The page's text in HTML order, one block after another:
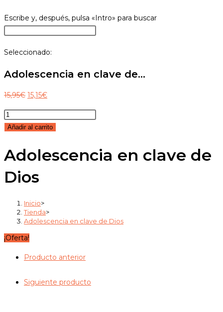
DE
panel
de
Buscar
en
web
Escribe y, después, pulsa «Intro» para buscar
el
búsqueda.
Seleccionado:
Adolescencia en clave de…
15,95€ El
original
era:
15,15€El
actual
es:
Adolescencia
en
de
Dios
cantidad
Añadir al carrito
Adolescencia en clave de
Dios
Inicio>
Tienda>
Adolescencia en clave de Dios
¡Oferta!
Producto anterior
Siguiente producto